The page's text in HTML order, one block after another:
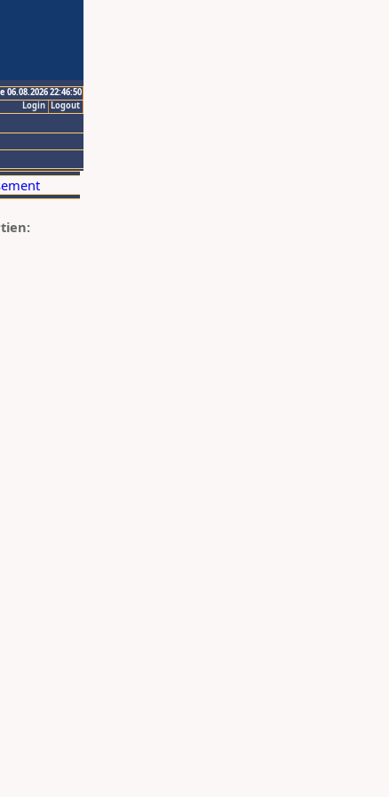
06.08.2026 22:46:50
Logout
Login